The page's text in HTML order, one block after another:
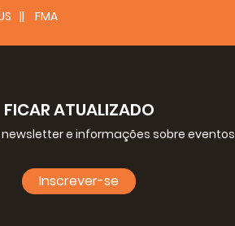
FMA
FICAR ATUALIZADO
newsletter e informações sobre eventos
Inscrever-se